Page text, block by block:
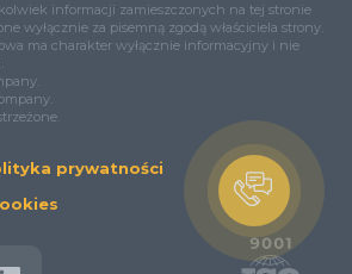
informacji zamieszczonych na tej stronie
wyłącznie za pisemną zgodą właściciela strony.
ma charakter wyłącznie informacyjny i nie
prywatności